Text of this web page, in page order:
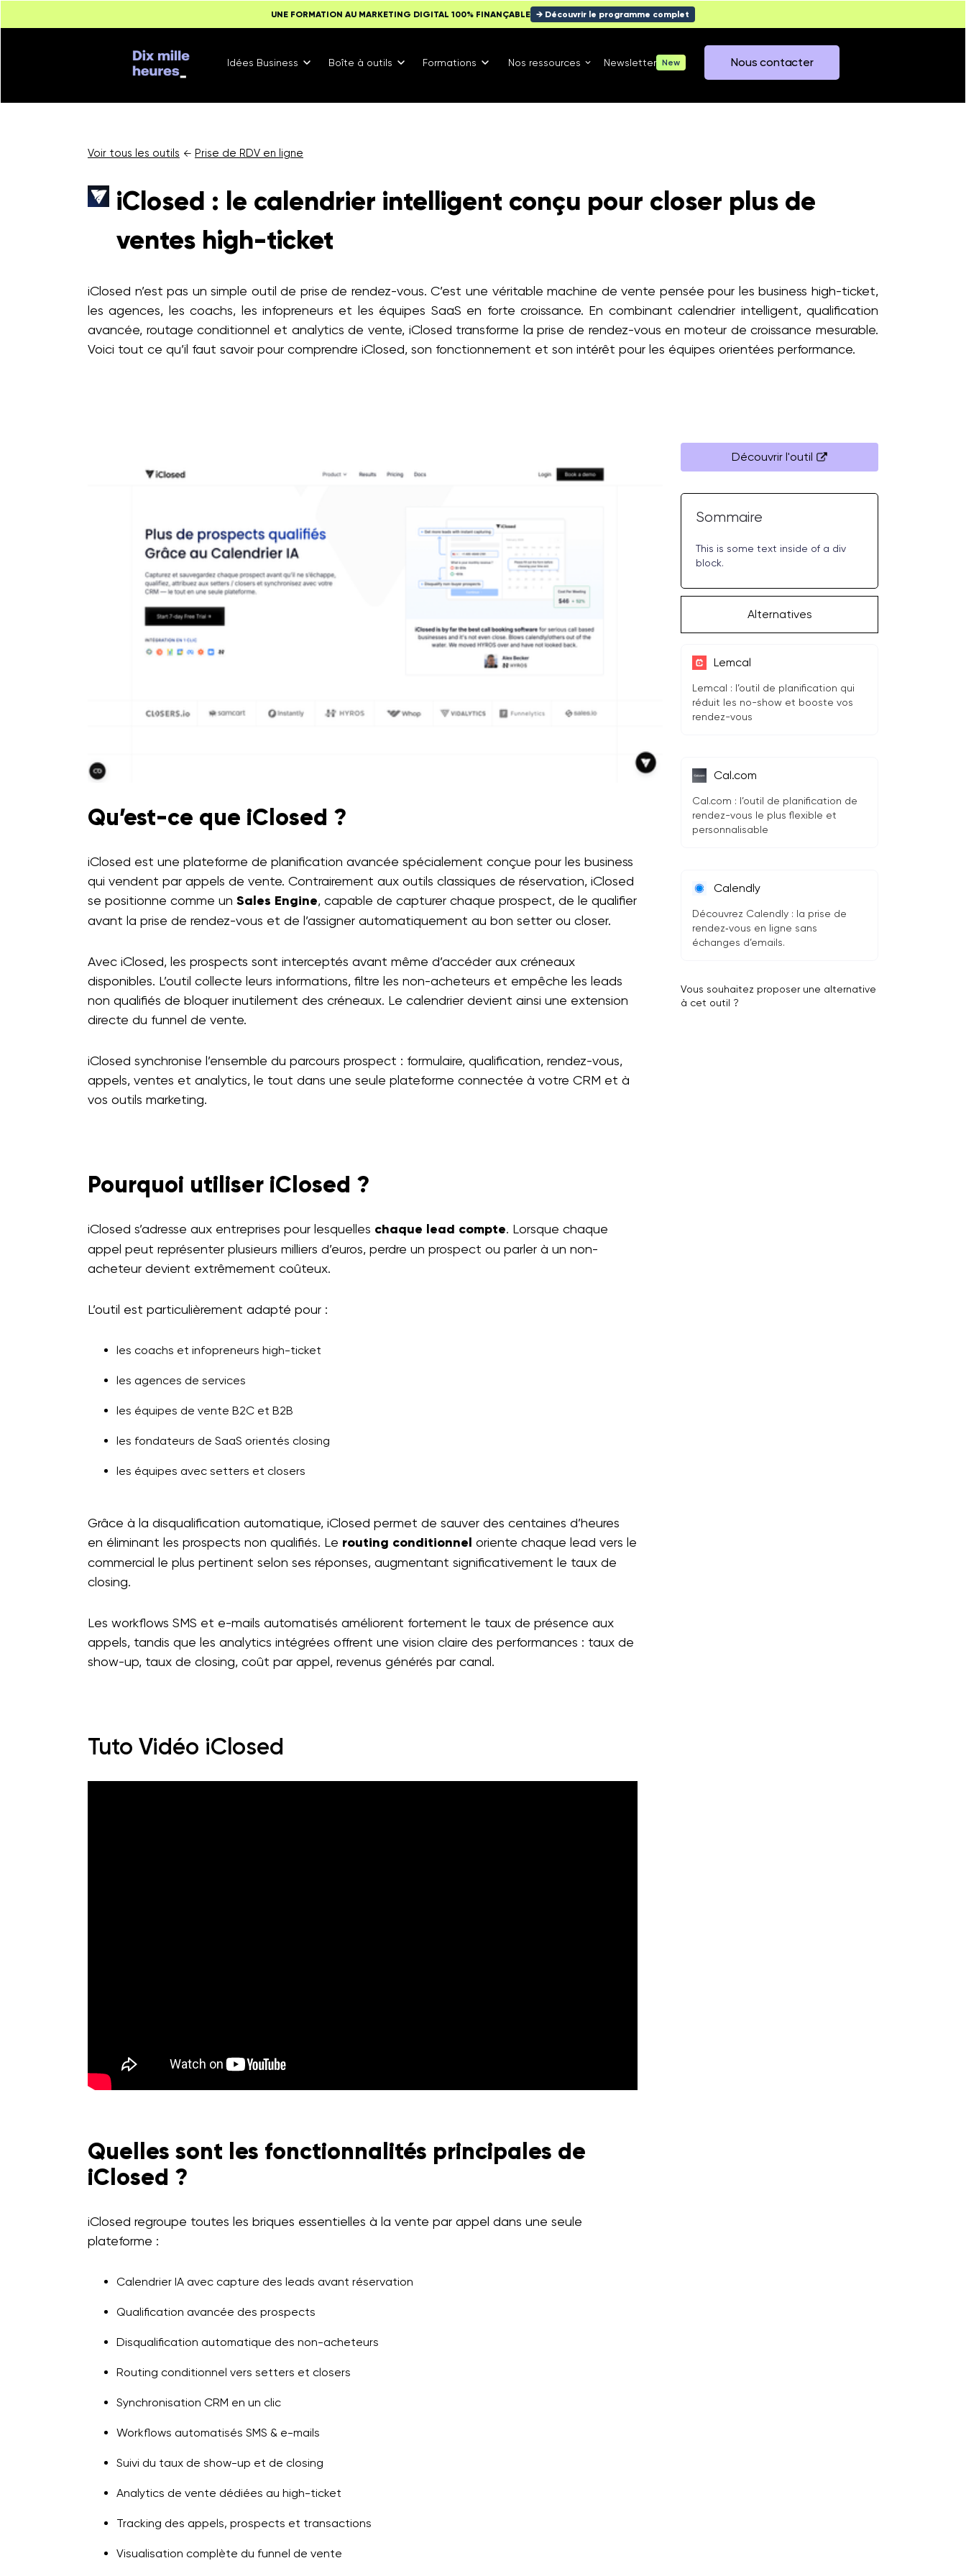
UNE FORMATION AU MARKETING DIGITAL 100% FINANÇABLE → Découvrir le programme complet
Idées Business Boîte à outils Formations Nos ressources Newsletter New Nous contacter
Voir tous les outils ← Prise de RDV en ligne
iClosed : le calendrier intelligent conçu pour closer plus de
ventes high-ticket
iClosed n’est pas un simple outil de prise de rendez-vous. C’est une véritable machine de vente pensée pour les business high-ticket,
les agences, les coachs, les infopreneurs et les équipes SaaS en forte croissance. En combinant calendrier intelligent, qualification
avancée, routage conditionnel et analytics de vente, iClosed transforme la prise de rendez-vous en moteur de croissance mesurable.
Voici tout ce qu’il faut savoir pour comprendre iClosed, son fonctionnement et son intérêt pour les équipes orientées performance.
Qu’est-ce que iClosed ?
iClosed est une plateforme de planification avancée spécialement conçue pour les business
qui vendent par appels de vente. Contrairement aux outils classiques de réservation, iClosed
se positionne comme un Sales Engine, capable de capturer chaque prospect, de le qualifier
avant la prise de rendez-vous et de l’assigner automatiquement au bon setter ou closer.
Avec iClosed, les prospects sont interceptés avant même d’accéder aux créneaux
disponibles. L’outil collecte leurs informations, filtre les non-acheteurs et empêche les leads
non qualifiés de bloquer inutilement des créneaux. Le calendrier devient ainsi une extension
directe du funnel de vente.
iClosed synchronise l’ensemble du parcours prospect : formulaire, qualification, rendez-vous,
appels, ventes et analytics, le tout dans une seule plateforme connectée à votre CRM et à
vos outils marketing.
Pourquoi utiliser iClosed ?
iClosed s’adresse aux entreprises pour lesquelles chaque lead compte. Lorsque chaque
appel peut représenter plusieurs milliers d’euros, perdre un prospect ou parler à un non-
acheteur devient extrêmement coûteux.
L’outil est particulièrement adapté pour :
les coachs et infopreneurs high-ticket
les agences de services
les équipes de vente B2C et B2B
les fondateurs de SaaS orientés closing
les équipes avec setters et closers
Grâce à la disqualification automatique, iClosed permet de sauver des centaines d’heures
en éliminant les prospects non qualifiés. Le routing conditionnel oriente chaque lead vers le
commercial le plus pertinent selon ses réponses, augmentant significativement le taux de
closing.
Les workflows SMS et e-mails automatisés améliorent fortement le taux de présence aux
appels, tandis que les analytics intégrées offrent une vision claire des performances : taux de
show-up, taux de closing, coût par appel, revenus générés par canal.
Tuto Vidéo iClosed
Quelles sont les fonctionnalités principales de
iClosed ?
iClosed regroupe toutes les briques essentielles à la vente par appel dans une seule
plateforme :
Calendrier IA avec capture des leads avant réservation
Qualification avancée des prospects
Disqualification automatique des non-acheteurs
Routing conditionnel vers setters et closers
Synchronisation CRM en un clic
Workflows automatisés SMS & e-mails
Suivi du taux de show-up et de closing
Analytics de vente dédiées au high-ticket
Tracking des appels, prospects et transactions
Visualisation complète du funnel de vente
Découvrir l'outil
Sommaire
This is some text inside of a div
block.
Alternatives
Lemcal
Lemcal : l’outil de planification qui
réduit les no-show et booste vos
rendez-vous
Cal.com
Cal.com : l’outil de planification de
rendez-vous le plus flexible et
personnalisable
Calendly
Découvrez Calendly : la prise de
rendez‑vous en ligne sans
échanges d’emails.
Vous souhaitez proposer une alternative
à cet outil ?